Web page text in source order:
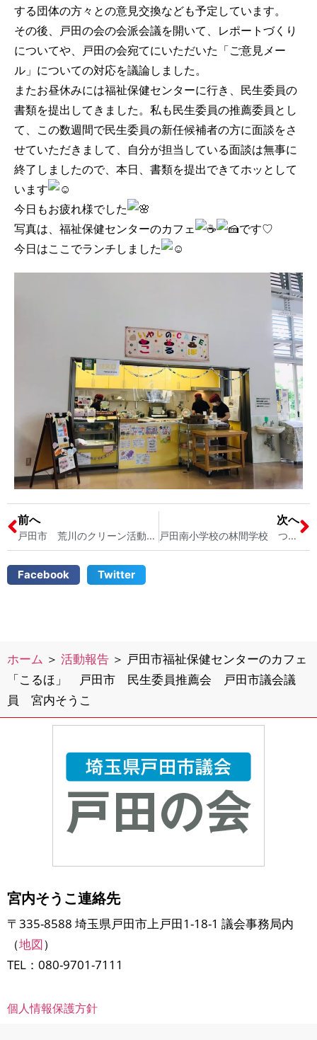
する団体の方々との意見交換なども予定しています。
その後、戸田の会の会派会議を開いて、レポートづくり
についてや、戸田の会宛てにいただいた「ご意見メー
ル」についての対応を議論しました。
またお昼休みには福祉保健センターに行き、民生委員の
書類を提出してきました。私も民生委員の推薦委員とし
て、この数週間で民生委員の新任候補者の方に面談をさ
せていただきまして、自分が担当している面談は無事に
終了しましたので、本日、書類を提出できてホッとして
います
今日もお疲れ様でした
写真は、福祉保健センターのカフェ
です♡
今日はここでランチしました
前へ
戸田市 荒川のクリーン活動@戸田公園・荒川土手周辺 「戸田三田会」金野桃子県議とともに 戸田市議会議員 宮内そうこ
次へ
戸田南小学校の林間学校 つつじ幼稚園のお泊り保育 兄弟の子育てについて 戸田市議会議員 2児の母 宮内そうこ
Facebook Twitter
ホーム ＞ 活動報告 ＞ 戸田市福祉保健センターのカフェ
「こるほ」 戸田市 民生委員推薦会 戸田市議会議
員 宮内そうこ
宮内そうこ連絡先
〒335-8588 埼玉県戸田市上戸田1-18-1 議会事務局内
（地図）
TEL：080-9701-7111
個人情報保護方針